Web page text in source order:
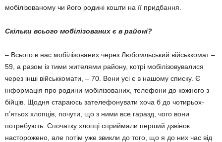
мобілізованому чи його родині кошти на її придбання.
Скільки всього мобілізованих є в районі?
– Всього в нас мобілізованих через Любомльський військкомат –
59, а разом із тими жителями району, котрі мобілізовувалися
через інші військкомати, – 70. Вони усі є в нашому списку. Є
інформація про родини мобілізованих, телефони до кожного з
бійців. Щодня стараюсь зателефонувати хоча б до чотирьох-
п’ятьох хлопців, почути, що з ними все гаразд, чого вони
потребують. Спочатку хлопці сприймали перший дзвінок
насторожено, але потім уже звикли до того, що я до них час від